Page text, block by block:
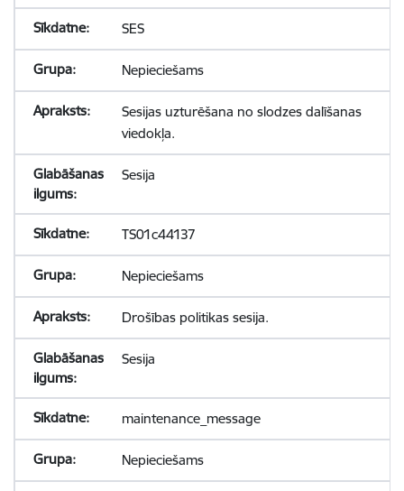
SES
Nepieciešams
Sesijas uzturēšana no slodzes dalīšanas
viedokļa.
Sesija
TS01c44137
Nepieciešams
Drošības politikas sesija.
Sesija
maintenance_message
Nepieciešams